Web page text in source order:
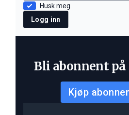
Husk meg
Logg inn
Bli abonnent på
Kjøp